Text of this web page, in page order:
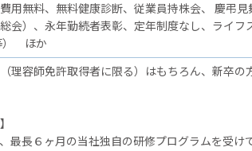
用無料、無料健康診断、従業員持株会、 慶弔
会）、永年勤続者表彰、定年制度なし、ライ
） ほか
理容師免許取得者に限る）はもちろん、新卒
最長６ヶ月の当社独自の研修プログラムを受け